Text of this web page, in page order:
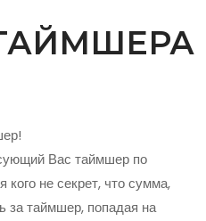
Вас таймшер по
не секрет, что сумма,
за таймшер, попадая на